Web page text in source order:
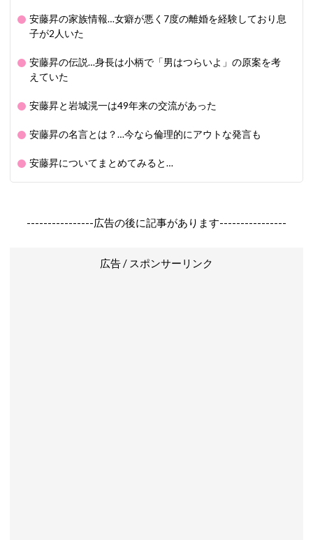
安藤昇の家族情報…女癖が悪く7度の離婚を経験しており息
子が2人いた
安藤昇の伝説…身長は小柄で「男はつらいよ」の原案を考
えていた
安藤昇と岩城滉一は49年来の交流があった
安藤昇の名言とは？…今なら倫理的にアウトな発言も
安藤昇についてまとめてみると…
----------------広告の後に記事があります----------------
広告 / スポンサーリンク